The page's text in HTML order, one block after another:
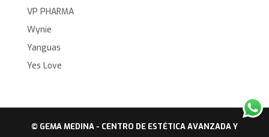
VP PHARMA
Wynie
Yanguas
Yes Love
© GEMA MEDINA - CENTRO DE ESTÉTICA AVANZADA Y